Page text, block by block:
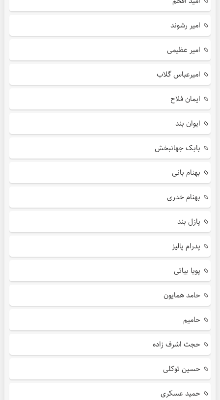
امیر رشوند
امیر عظیمی
امیرعباس گلاب
ایمان فلاح
ایوان بند
بابک جهانبخش
بهنام بانی
بهنام خدری
پازل بند
پدرام پالیز
پویا بیاتی
حامد همایون
حامیم
حجت اشرف زاده
حسین توکلی
حمید عسکری